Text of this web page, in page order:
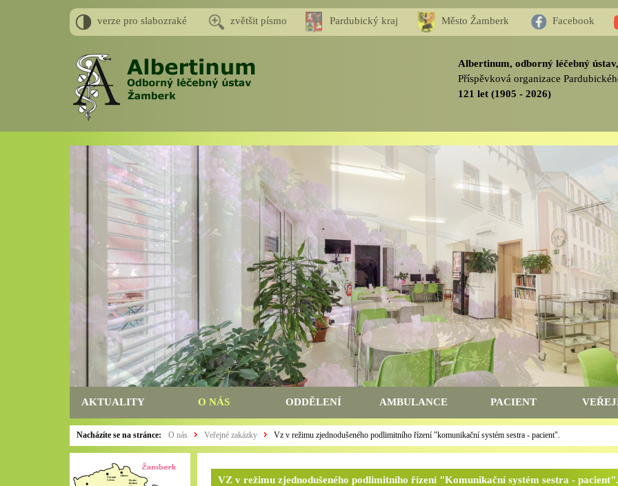
verze pro slabozraké zvětšit písmo Pardubický kraj Město Žamberk Facebook
Albertinum, odborný léčebný
Příspěvková organizace
121 let (1905 - 2026)
AKTUALITY O NÁS ODDĚLENÍ AMBULANCE PACIENT
Nacházíte se na stránce: O nás Veřejné zakázky Vz v režimu zjednodušeného podlimitního řízení "komunikační systém sestra - pacient".
VZ v režimu zjednodušeného podlimitního řízení "Komunikační systém sestra - pacient".